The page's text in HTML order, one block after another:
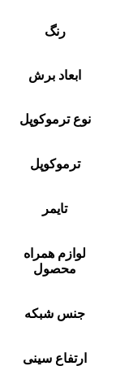
رنگ
ابعاد برش
نوع ترموکوپل
ترموکوپل
تایمر
لوازم همراه
محصول
جنس شبکه
ارتفاع سینی